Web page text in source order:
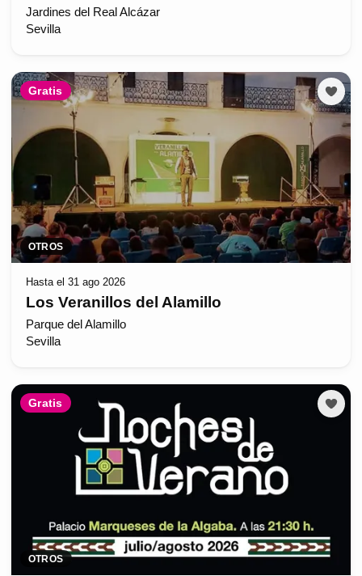
Jardines del Real Alcázar
Sevilla
Gratis
OTROS
Hasta el 31 ago 2026
Los Veranillos del Alamillo
Parque del Alamillo
Sevilla
Gratis
OTROS